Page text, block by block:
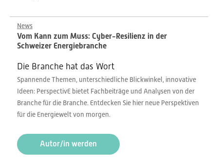
News
Vom Kann zum Muss: Cyber-Resilienz in der
Schweizer Energiebranche
Die Branche hat das Wort
Spannende Themen, unterschiedliche Blickwinkel, innovative
Ideen: PerspectivE bietet Fachbeiträge und Analysen von der
Branche für die Branche. Entdecken Sie hier neue Perspektiven
für die Energiewelt von morgen.
Autor/in werden